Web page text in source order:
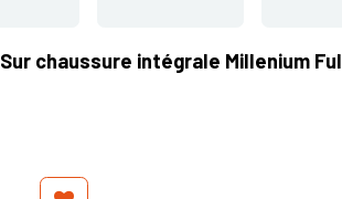
Sur chaussure intégrale Millenium